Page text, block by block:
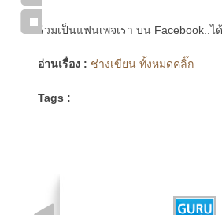
ร่วมเป็นแฟนเพจเรา บน Facebook..ไ
อ่านเรื่อง : ช่างเขียน ทั้งหมดคลิ๊ก
Tags :